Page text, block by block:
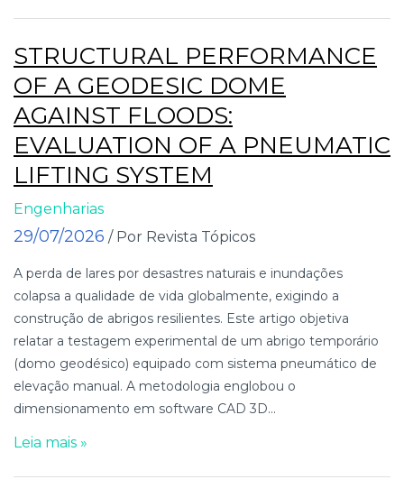
STRUCTURAL PERFORMANCE
OF A GEODESIC DOME
AGAINST FLOODS:
EVALUATION OF A PNEUMATIC
LIFTING SYSTEM
Engenharias
29/07/2026 / Por Revista Tópicos
A perda de lares por desastres naturais e inundações
colapsa a qualidade de vida globalmente, exigindo a
construção de abrigos resilientes. Este artigo objetiva
relatar a testagem experimental de um abrigo temporário
(domo geodésico) equipado com sistema pneumático de
elevação manual. A metodologia englobou o
dimensionamento em software CAD 3D...
Leia mais »